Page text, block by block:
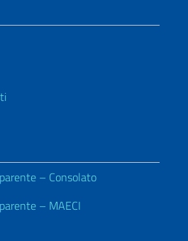
– Consolato
– MAECI